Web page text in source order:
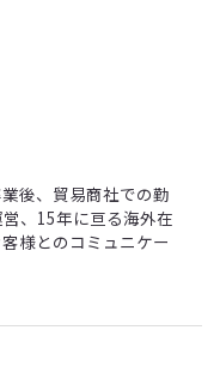
後、貿易商社での勤
、15年に亘る海外在
様とのコミュニケー